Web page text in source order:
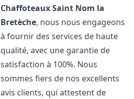
ChaffoteauxSaint Nom la
Bretèche, nous nous engageons
à fournir des services de haute
qualité, avec une garantie de
satisfaction à 100%. Nous
sommes fiers de nos excellents
avis clients, qui attestent de